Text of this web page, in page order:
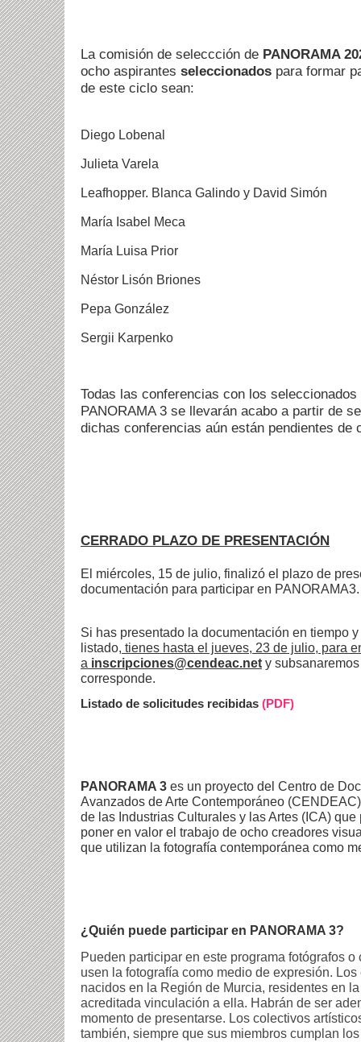
La comisión de seleccción de PANORAMA
ocho aspirantes seleccionados para formar
de este ciclo sean:
Diego Lobenal
Julieta Varela
Leafhopper. Blanca Galindo y David Simón
María Isabel Meca
María Luisa Prior
Néstor Lisón Briones
Pepa González
Sergii Karpenko
Todas las conferencias con los
PANORAMA 3 se llevarán acabo a partir de
dichas conferencias aún están pendientes de
CERRADO PLAZO DE PRESENTACIÓN
El miércoles, 15 de julio, finalizó el plazo de
documentación para participar en PANORAMA3.
Si has presentado la documentación en tiempo
listado, tienes hasta el jueves, 23 de julio, para
a inscripciones@cendeac.net y
corresponde.
Listado de solicitudes recibidas (PDF)
PANORAMA 3 es un proyecto del Centro de
Avanzados de Arte Contemporáneo
de las Industrias Culturales y las Artes (ICA)
poner en valor el trabajo de ocho creadores
que utilizan la fotografía contemporánea como
¿Quién puede participar en PANORAMA 3?
Pueden participar en este programa fotógrafos
usen la fotografía como medio de expresión.
nacidos en la Región de Murcia, residentes en
acreditada vinculación a ella. Habrán de ser
momento de presentarse. Los colectivos
también, siempre que sus miembros cumplan